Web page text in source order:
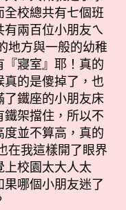
校總共有七個班
兩百位小朋友ㄟ
地方與一般的幼稚
寢室』耶！真的
的是傻掉了，也
鐵座的小朋友床
架擋住，所以不
並不算高，真的
在我這樣開了眼界
校園太大人太
哪個小朋友迷了